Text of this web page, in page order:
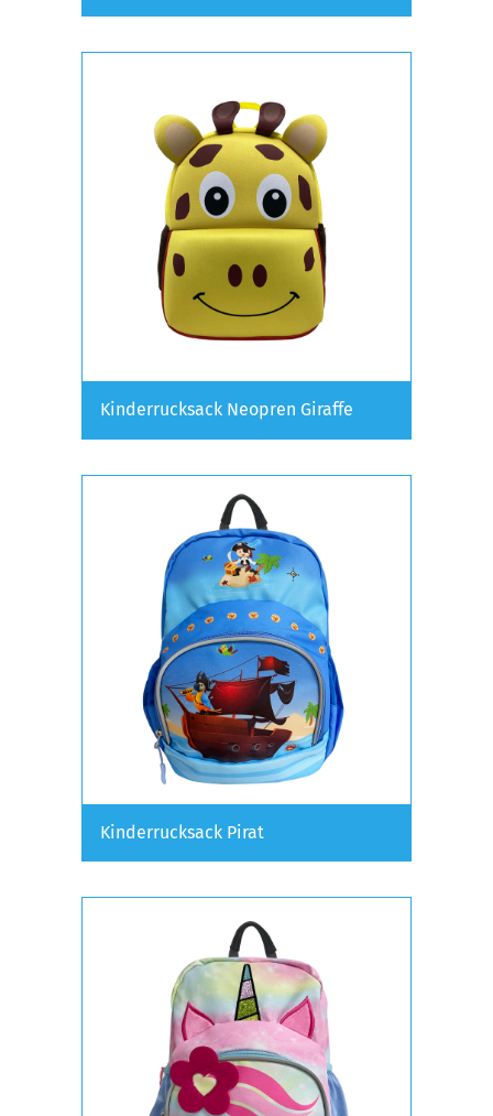
Kinderrucksack Neopren Giraffe
Kinderrucksack Pirat